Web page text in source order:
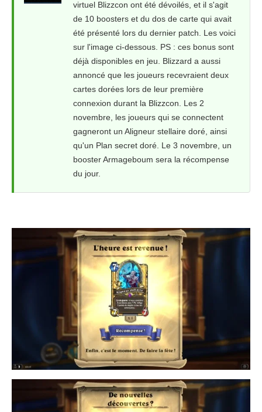
virtuel Blizzcon ont été dévoilés, et il s'agit
de 10 boosters et du dos de carte qui avait
été présenté lors du dernier patch. Les voici
sur l'image ci-dessous. PS : ces bonus sont
déjà disponibles en jeu. Blizzard a aussi
annoncé que les joueurs recevraient deux
cartes dorées lors de leur première
connexion durant la Blizzcon. Les 2
novembre, les joueurs qui se connectent
gagneront un Aligneur stellaire doré, ainsi
qu'un Plan secret doré. Le 3 novembre, un
booster Armageboum sera la récompense
du jour.